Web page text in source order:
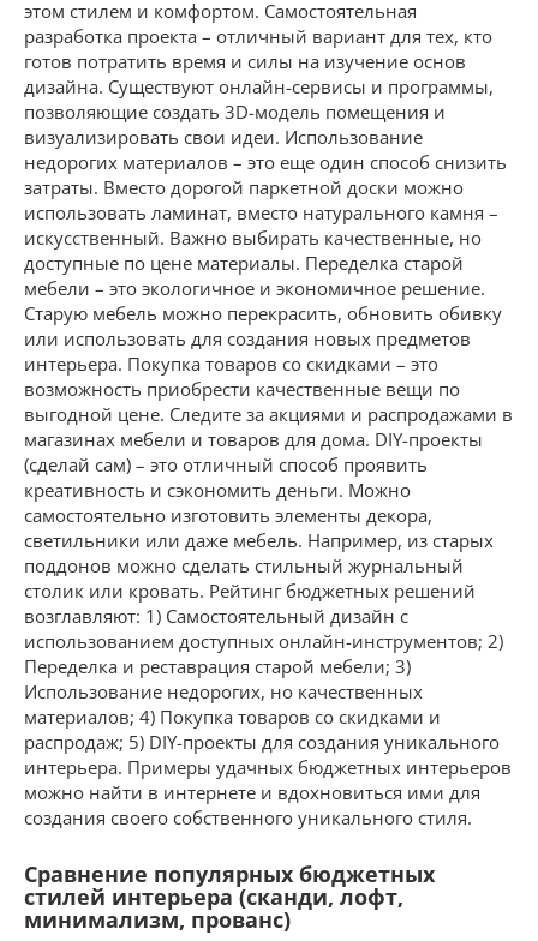
этом стилем и комфортом. Самостоятельная
разработка проекта – отличный вариант для тех, кто
готов потратить время и силы на изучение основ
дизайна. Существуют онлайн-сервисы и программы,
позволяющие создать 3D-модель помещения и
визуализировать свои идеи. Использование
недорогих материалов – это еще один способ снизить
затраты. Вместо дорогой паркетной доски можно
использовать ламинат, вместо натурального камня –
искусственный. Важно выбирать качественные, но
доступные по цене материалы. Переделка старой
мебели – это экологичное и экономичное решение.
Старую мебель можно перекрасить, обновить обивку
или использовать для создания новых предметов
интерьера. Покупка товаров со скидками – это
возможность приобрести качественные вещи по
выгодной цене. Следите за акциями и распродажами в
магазинах мебели и товаров для дома. DIY-проекты
(сделай сам) – это отличный способ проявить
креативность и сэкономить деньги. Можно
самостоятельно изготовить элементы декора,
светильники или даже мебель. Например, из старых
поддонов можно сделать стильный журнальный
столик или кровать. Рейтинг бюджетных решений
возглавляют: 1) Самостоятельный дизайн с
использованием доступных онлайн-инструментов; 2)
Переделка и реставрация старой мебели; 3)
Использование недорогих, но качественных
материалов; 4) Покупка товаров со скидками и
распродаж; 5) DIY-проекты для создания уникального
интерьера. Примеры удачных бюджетных интерьеров
можно найти в интернете и вдохновиться ими для
создания своего собственного уникального стиля.
Сравнение популярных бюджетных
стилей интерьера (сканди, лофт,
минимализм, прованс)